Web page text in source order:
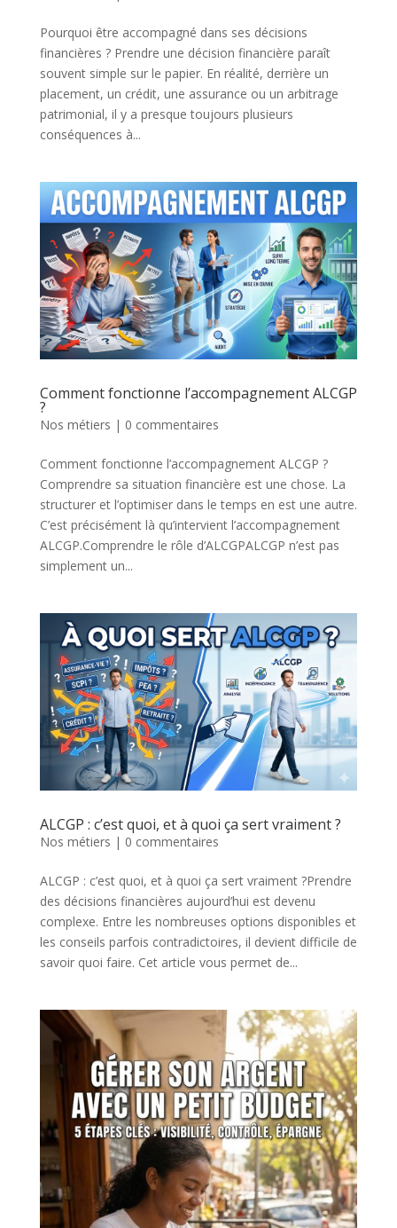
Pourquoi être accompagné dans ses décisions
financières ? Prendre une décision financière paraît
souvent simple sur le papier. En réalité, derrière un
placement, un crédit, une assurance ou un arbitrage
patrimonial, il y a presque toujours plusieurs
conséquences à...
Comment fonctionne l’accompagnement ALCGP
?
Nos métiers | 0 commentaires
Comment fonctionne l’accompagnement ALCGP ?
Comprendre sa situation financière est une chose. La
structurer et l’optimiser dans le temps en est une autre.
C’est précisément là qu’intervient l’accompagnement
ALCGP.Comprendre le rôle d’ALCGPALCGP n’est pas
simplement un...
ALCGP : c’est quoi, et à quoi ça sert vraiment ?
Nos métiers | 0 commentaires
ALCGP : c’est quoi, et à quoi ça sert vraiment ?Prendre
des décisions financières aujourd’hui est devenu
complexe. Entre les nombreuses options disponibles et
les conseils parfois contradictoires, il devient difficile de
savoir quoi faire. Cet article vous permet de...